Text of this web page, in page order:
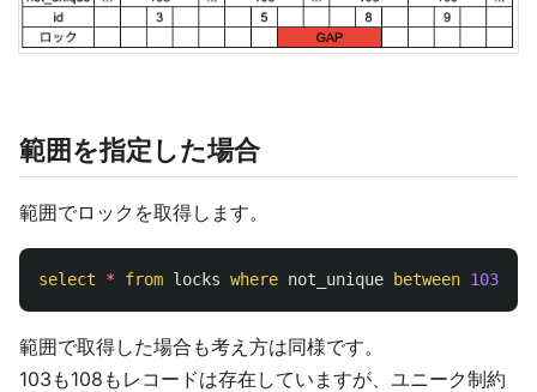
範囲を指定した場合
範囲でロックを取得します。
select * from locks where not_unique between 103
範囲で取得した場合も考え方は同様です。
103も108もレコードは存在していますが、ユニーク制約